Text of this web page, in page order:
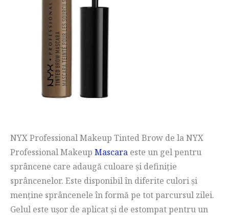
NYX Professional Makeup Tinted Brow de la NYX
Professional Makeup Mascara este un gel pentru
sprâncene care adaugă culoare și definiție
sprâncenelor. Este disponibil în diferite culori și
menține sprâncenele în formă pe tot parcursul zilei.
Gelul este ușor de aplicat și de estompat pentru un